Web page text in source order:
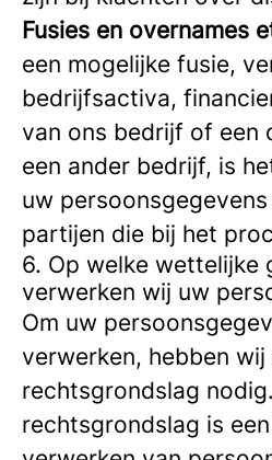
Fusies en overnames
een mogelijke fusie,
bedrijfsactiva,
van ons bedrijf of een
een ander bedrijf, is
uw
partijen die bij het
6. Op welke wettelijke
verwerken wij uw
Om uw
verwerken, hebben
rechtsgrondslag
rechtsgrondslag is